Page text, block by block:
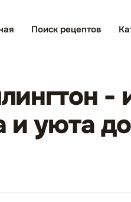
Поиск рецептов
-
и уюта